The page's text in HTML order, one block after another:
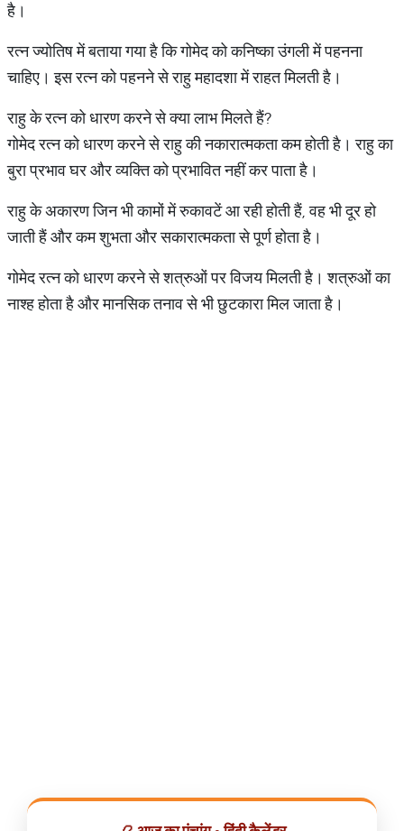
है।
रत्न ज्योतिष में बताया गया है कि गोमेद को कनिष्का उंगली में पहनना
चाहिए। इस रत्न को पहनने से राहु महादशा में राहत मिलती है।
राहु के रत्न को धारण करने से क्या लाभ मिलते हैं?
गोमेद रत्न को धारण करने से राहु की नकारात्मकता कम होती है। राहु का
बुरा प्रभाव घर और व्यक्ति को प्रभावित नहीं कर पाता है।
राहु के अकारण जिन भी कामों में रुकावटें आ रही होती हैं, वह भी दूर हो
जाती हैं और कम शुभता और सकारात्मकता से पूर्ण होता है।
गोमेद रत्न को धारण करने से शत्रुओं पर विजय मिलती है। शत्रुओं का
नाश्ह होता है और मानसिक तनाव से भी छुटकारा मिल जाता है।